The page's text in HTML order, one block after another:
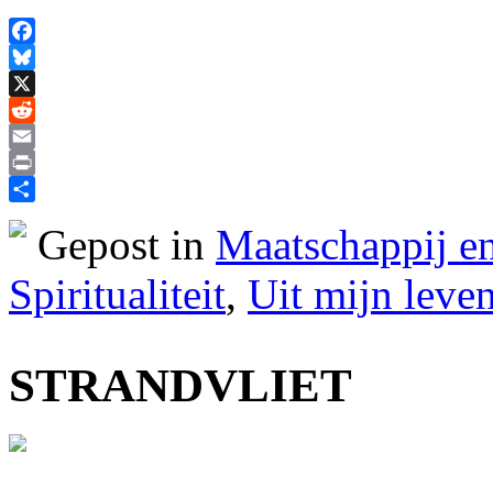
Facebook
Bluesky
X
Reddit
Email
Print
Gepost in Maatschappij
Spiritualiteit, Uit mijn
STRANDVLIET